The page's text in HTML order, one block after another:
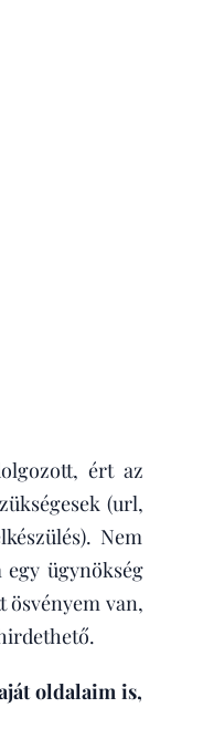
ért az
(url,
Nem
ügynökség
ösvényem van,
oldalaim is,